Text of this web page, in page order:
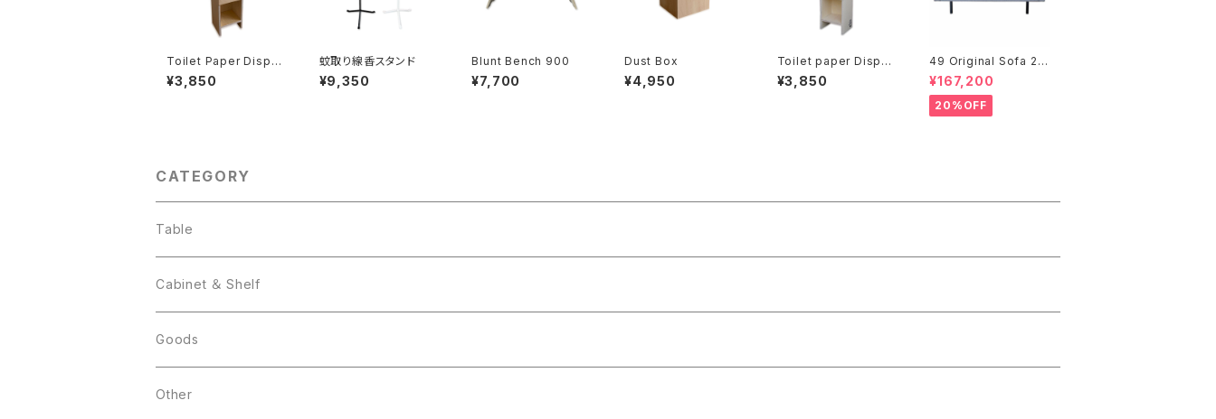
Toilet Paper Dispen
ser2
¥3,850
蚊取り線香スタンド
¥9,350
Blunt Bench 900
¥7,700
Dust Box
¥4,950
Toilet paper Dispen
ser
¥3,850
49 Original Sofa 2.5
Sheet
¥167,200
20%OFF
CATEGORY
Table
Cabinet ＆ Shelf
Goods
Other